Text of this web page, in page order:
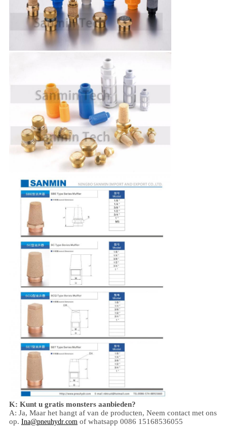
K: Kunt u gratis monsters aanbieden?
A: Ja, Maar het hangt af van de producten, Neem contact met ons
op. Ina@pneuhydr.com of whatsapp 0086 15168536055